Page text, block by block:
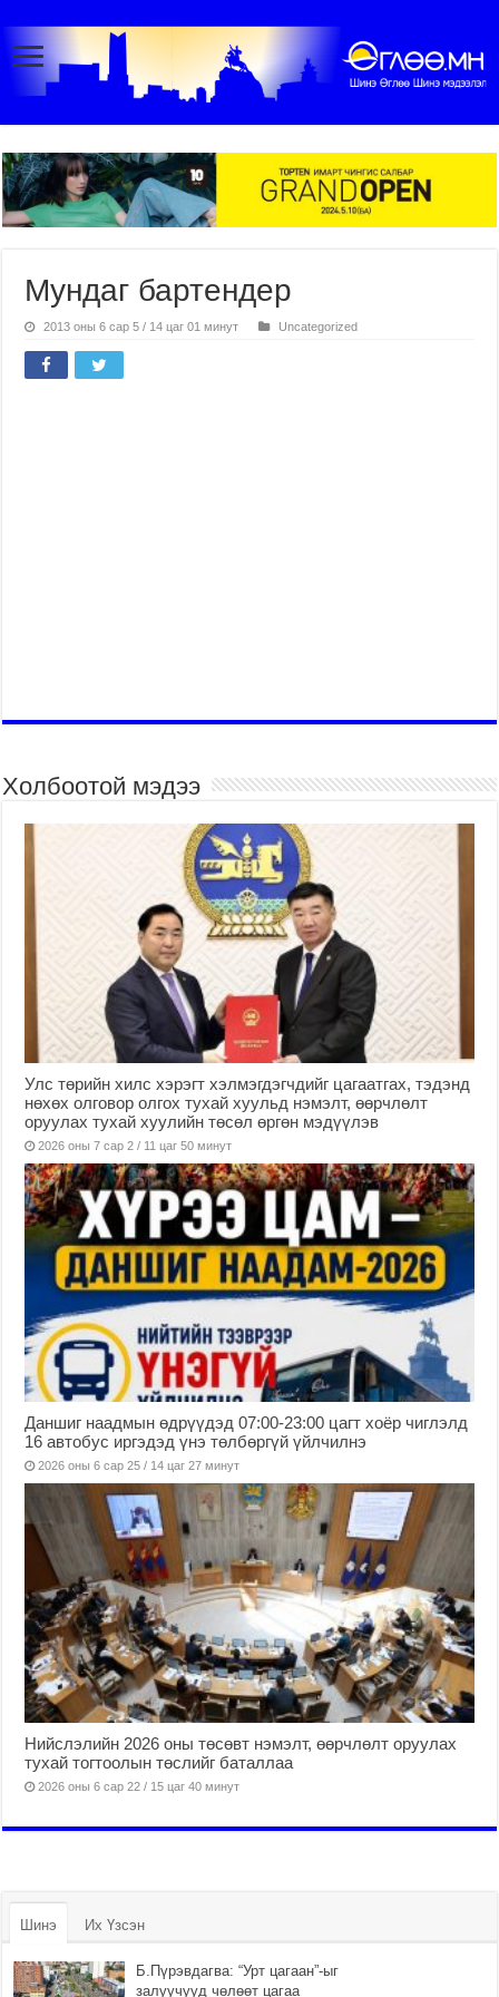
Мундаг бартендер
2013 оны 6 сар 5 / 14 цаг 01 минут Uncategorized
Холбоотой мэдээ
Улс төрийн хилс хэрэгт хэлмэгдэгчдийг цагаатгах, тэдэнд
нөхөх олговор олгох тухай хуульд нэмэлт, өөрчлөлт
оруулах тухай хуулийн төсөл өргөн мэдүүлэв
2026 оны 7 сар 2 / 11 цаг 50 минут
Даншиг наадмын өдрүүдэд 07:00-23:00 цагт хоёр чиглэлд
16 автобус иргэдэд үнэ төлбөргүй үйлчилнэ
2026 оны 6 сар 25 / 14 цаг 27 минут
Нийслэлийн 2026 оны төсөвт нэмэлт, өөрчлөлт оруулах
тухай тогтоолын төслийг баталлаа
2026 оны 6 сар 22 / 15 цаг 40 минут
Шинэ Их Үзсэн
Б.Пүрэвдагва: “Урт цагаан”-ыг
залуучууд чөлөөт цагаа